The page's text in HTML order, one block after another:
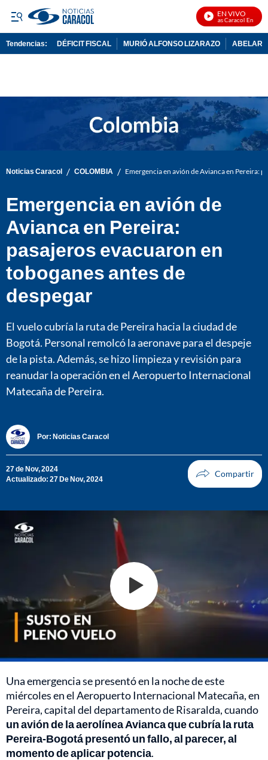
EN VIVO
Noticias Caracol En Vivo
Tendencias: DÉFICIT FISCAL MURIÓ ALFONSO LIZARAZO
Noticias Caracol / COLOMBIA / Emergencia en avión de Avianca en Pereira:
Emergencia en avión de
Avianca en Pereira:
pasajeros evacuaron en
toboganes antes de
despegar
El vuelo cubría la ruta de Pereira hacia la ciudad de
Bogotá. Personal remolcó la aeronave para el despeje
de la pista. Además, se hizo limpieza y revisión para
reanudar la operación en el Aeropuerto Internacional
Matecaña de Pereira.
Por: Noticias Caracol
27 de Nov, 2024
Actualizado: 27 De Nov, 2024
Una emergencia se presentó en la noche de este
miércoles en el Aeropuerto Internacional Matecaña, en
Pereira, capital del departamento de Risaralda, cuando
un avión de la aerolínea Avianca que cubría la ruta
Pereira-Bogotá presentó un fallo, al parecer, al
momento de aplicar potencia.